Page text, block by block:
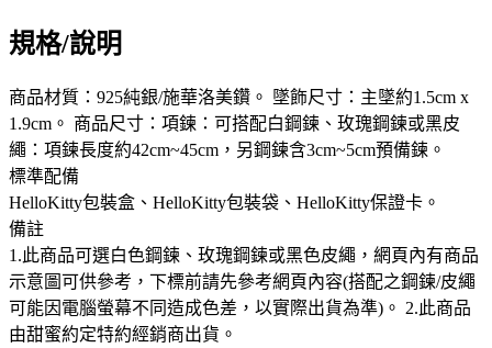
規格/說明
商品材質：925純銀/施華洛美鑽。 墜飾尺寸：主墜約1.5cm x
1.9cm。 商品尺寸：項鍊：可搭配白鋼鍊、玫瑰鋼鍊或黑皮
繩：項鍊長度約42cm~45cm，另鋼鍊含3cm~5cm預備鍊。
標準配備
HelloKitty包裝盒、HelloKitty包裝袋、HelloKitty保證卡。
備註
1.此商品可選白色鋼鍊、玫瑰鋼鍊或黑色皮繩，網頁內有商品
示意圖可供參考，下標前請先參考網頁內容(搭配之鋼鍊/皮繩
可能因電腦螢幕不同造成色差，以實際出貨為準)。 2.此商品
由甜蜜約定特約經銷商出貨。